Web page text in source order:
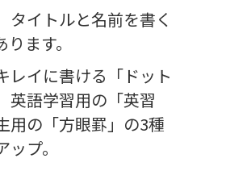
タイトルと名前を書く
ます。
レイに書ける「ドット
英語学習用の「英習
用の「方眼罫」の3種
プ。